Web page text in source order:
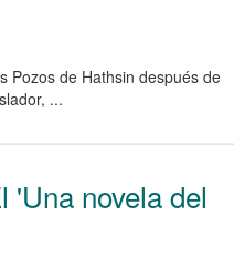
Pozos de Hathsin después de
...
'Una novela del